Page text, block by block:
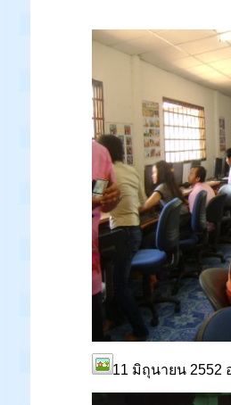
11 มิถุนายน 2552